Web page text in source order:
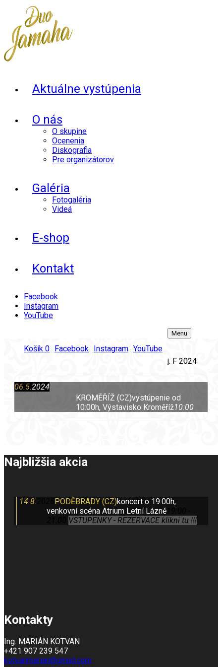
Aktuálne vystúpenia
O nás
O skupine
Ocenenia
Diskografia
Pre organizátorov
Galéria
Fotogaléria
Videá
E-shop
Kontakt
Facebook
Instagram
YouTube
Košík 0 Facebook Instagram YouTube
Menu
j. F 2024
06.5.2024
KROMĚŘÍŽ (CZ)vystúpenie od
10:00h, Výstavisko Kroměříž10:00
Najbližšia akcia
14.8. PODĚBRADY (CZ)koncert o 19:00h,
venkovní scéna Atrium Letní Lázně
VSTUPENKY - REZERVACE klikni tu !!!
Kontakty
Ing. MARIÁN KOTVAN
+421 907 239 547
kotvanmarian@gmail.com